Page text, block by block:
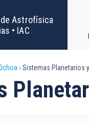
Astrofísica
• IAC
Sistemas Planetarios